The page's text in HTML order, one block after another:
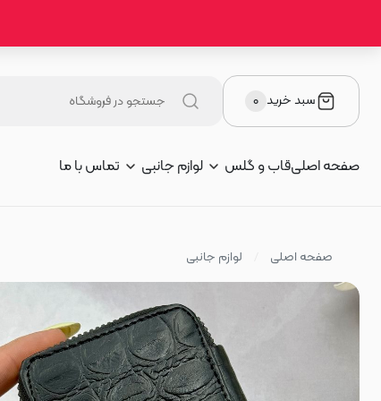
سبد خرید ۰
صفحه اصلیقاب و گلس لوازم جانبی تماس با ما
صفحه اصلی لوازم جانبی